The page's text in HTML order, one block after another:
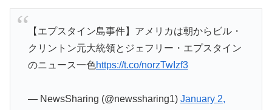
【エプスタイン島事件】アメリカは朝からビル・
クリントン元大統領とジェフリー・エプスタイン
のニュース一色https://t.co/norzTwIzf3
— NewsSharing (@newssharing1) January 2,